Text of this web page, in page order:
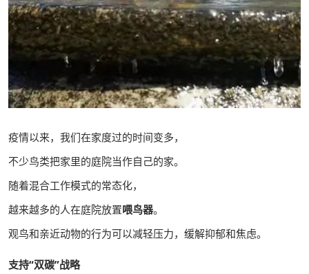
疫情以来，我们在家度过的时间变多，
不少鸟类把家里的庭院当作自己的家。
随着混合工作模式的常态化，
越来越多的人在庭院放置喂鸟器。
观鸟和亲近动物的行为可以减轻压力，缓解抑郁和焦虑。
支持“双碳”战略